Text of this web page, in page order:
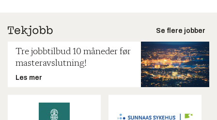
Se flere jobber
Tre jobbtilbud 10 måneder før
masteravslutning!
Les mer